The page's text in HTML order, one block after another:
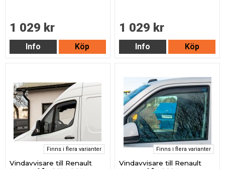
1 029 kr
Info Köp
1 029 kr
Info Köp
Finns i flera varianter
Vindavvisare till Renault
Finns i flera varianter
Vindavvisare till Renault